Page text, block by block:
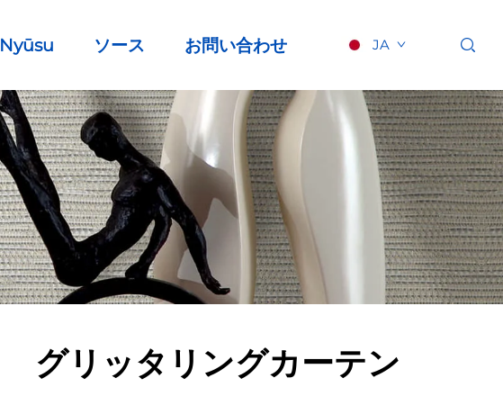
Nyūsu ソース お問い合わせ JA
グリッタリングカーテン